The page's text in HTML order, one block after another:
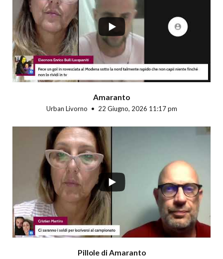
Amaranto
Urban Livorno 22 Giugno, 2026 11:17 pm
Pillole di Amaranto